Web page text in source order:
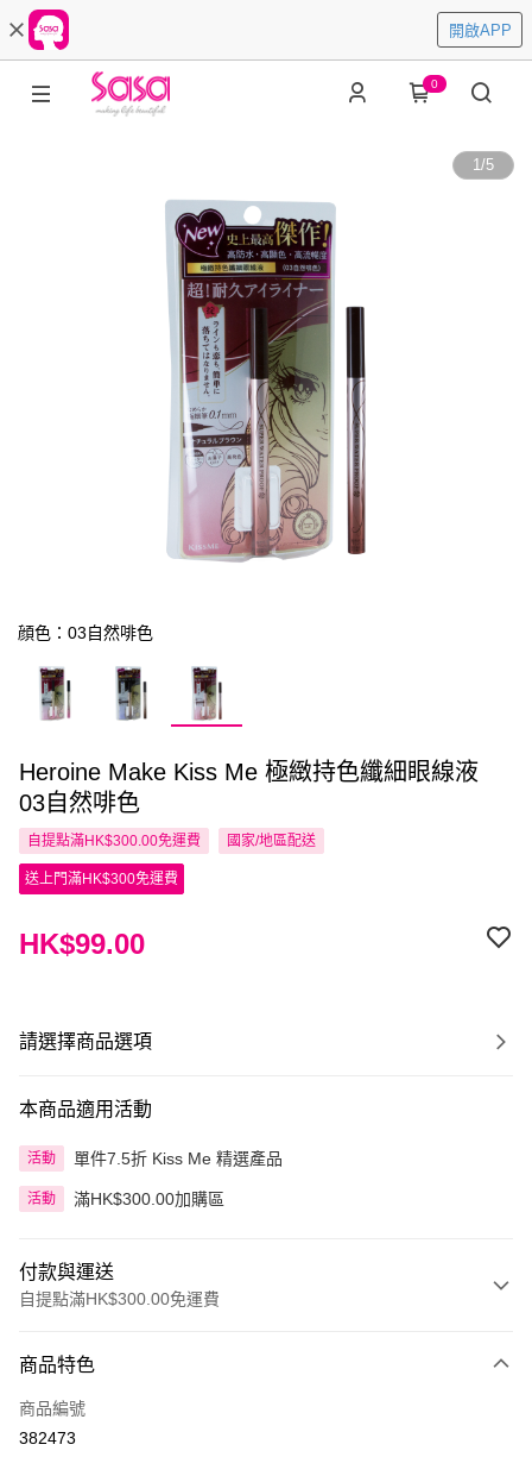
開啟APP
0
1/5
顔色：03自然啡色
Heroine Make Kiss Me 極緻持色纖細眼線液
03自然啡色
自提點滿HK$300.00免運費 國家/地區配送
送上門滿HK$300免運費
HK$99.00
請選擇商品選項
本商品適用活動
活動 單件7.5折 Kiss Me 精選產品
活動 滿HK$300.00加購區
付款與運送
自提點滿HK$300.00免運費
信用卡
Apple Pay
商品特色
商品編號
382473